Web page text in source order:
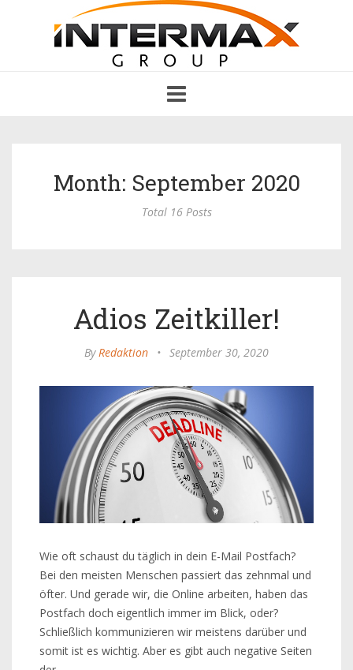
navigation
Month: September 2020
Total 16 Posts
Adios Zeitkiller!
ByRedaktion • September 30, 2020
Wie oft schaust du täglich in dein E-Mail Postfach?
Bei den meisten Menschen passiert das zehnmal und
öfter. Und gerade wir, die Online arbeiten, haben das
Postfach doch eigentlich immer im Blick, oder?
Schließlich kommunizieren wir meistens darüber und
somit ist es wichtig. Aber es gibt auch negative Seiten